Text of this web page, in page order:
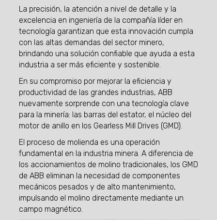
La precisión, la atención a nivel de detalle y la
excelencia en ingeniería de la compañía líder en
tecnología garantizan que esta innovación cumpla
con las altas demandas del sector minero,
brindando una solución confiable que ayuda a esta
industria a ser más eficiente y sostenible.
En su compromiso por mejorar la eficiencia y
productividad de las grandes industrias, ABB
nuevamente sorprende con una tecnología clave
para la minería: las barras del estator, el núcleo del
motor de anillo en los Gearless Mill Drives (GMD).
El proceso de molienda es una operación
fundamental en la industria minera. A diferencia de
los accionamientos de molino tradicionales, los GMD
de ABB eliminan la necesidad de componentes
mecánicos pesados y de alto mantenimiento,
impulsando el molino directamente mediante un
campo magnético.